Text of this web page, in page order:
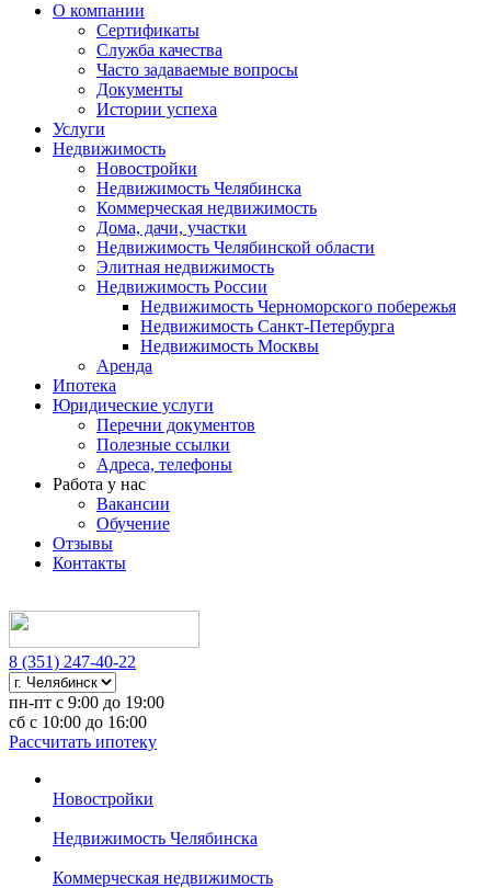
О компании
Сертификаты
Служба качества
Часто задаваемые вопросы
Документы
Истории успеха
Услуги
Недвижимость
Новостройки
Недвижимость Челябинска
Коммерческая недвижимость
Дома, дачи, участки
Недвижимость Челябинской области
Элитная недвижимость
Недвижимость России
Недвижимость Черноморского побережья
Недвижимость Санкт-Петербурга
Недвижимость Москвы
Аренда
Ипотека
Юридические услуги
Перечни документов
Полезные ссылки
Адреса, телефоны
Работа у нас
Вакансии
Обучение
Отзывы
Контакты
8 (351) 247-40-22
пн-пт с 9:00 до 19:00
сб с 10:00 до 16:00
Рассчитать ипотеку
Новостройки
Недвижимость Челябинска
Коммерческая недвижимость